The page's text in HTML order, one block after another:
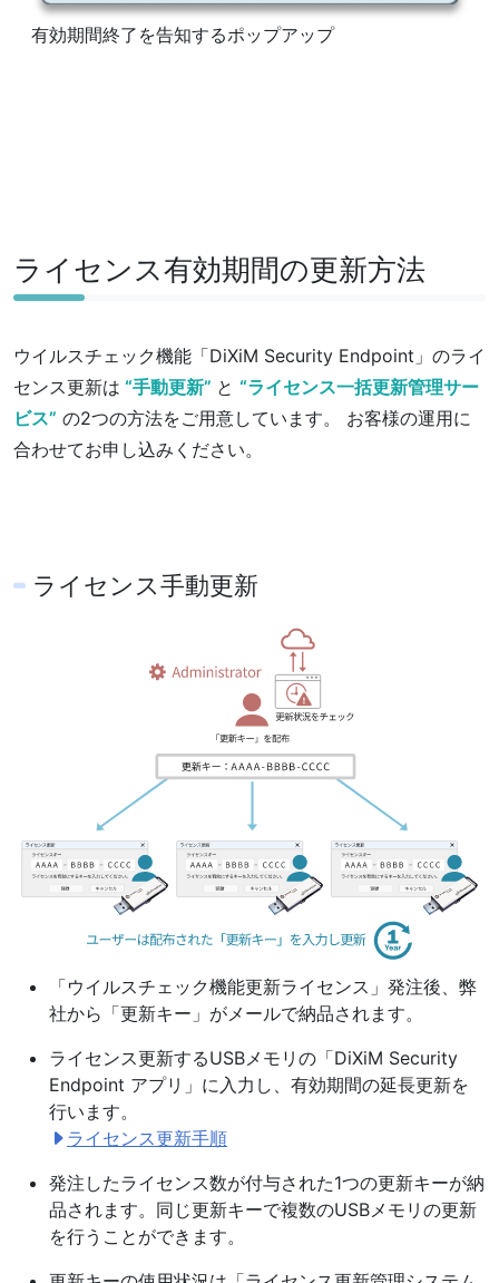
有効期間終了を告知するポップアップ
ライセンス有効期間の更新方法
ウイルスチェック機能「DiXiM Security Endpoint」のライ
センス更新は “手動更新” と “ライセンス一括更新管理サー
ビス” の2つの方法をご用意しています。 お客様の運用に
合わせてお申し込みください。
ライセンス手動更新
「ウイルスチェック機能更新ライセンス」発注後、弊
社から「更新キー」がメールで納品されます。
ライセンス更新するUSBメモリの「DiXiM Security
Endpoint アプリ」に入力し、有効期間の延長更新を
行います。
ライセンス更新手順
発注したライセンス数が付与された1つの更新キーが納
品されます。同じ更新キーで複数のUSBメモリの更新
を行うことができます。